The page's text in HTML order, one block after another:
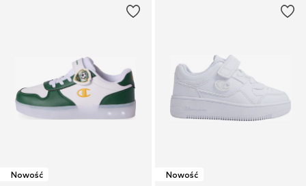
Nowość Nowość